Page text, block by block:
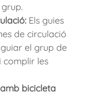
Els guies
de circulació
el grup de
complir les
bicicleta